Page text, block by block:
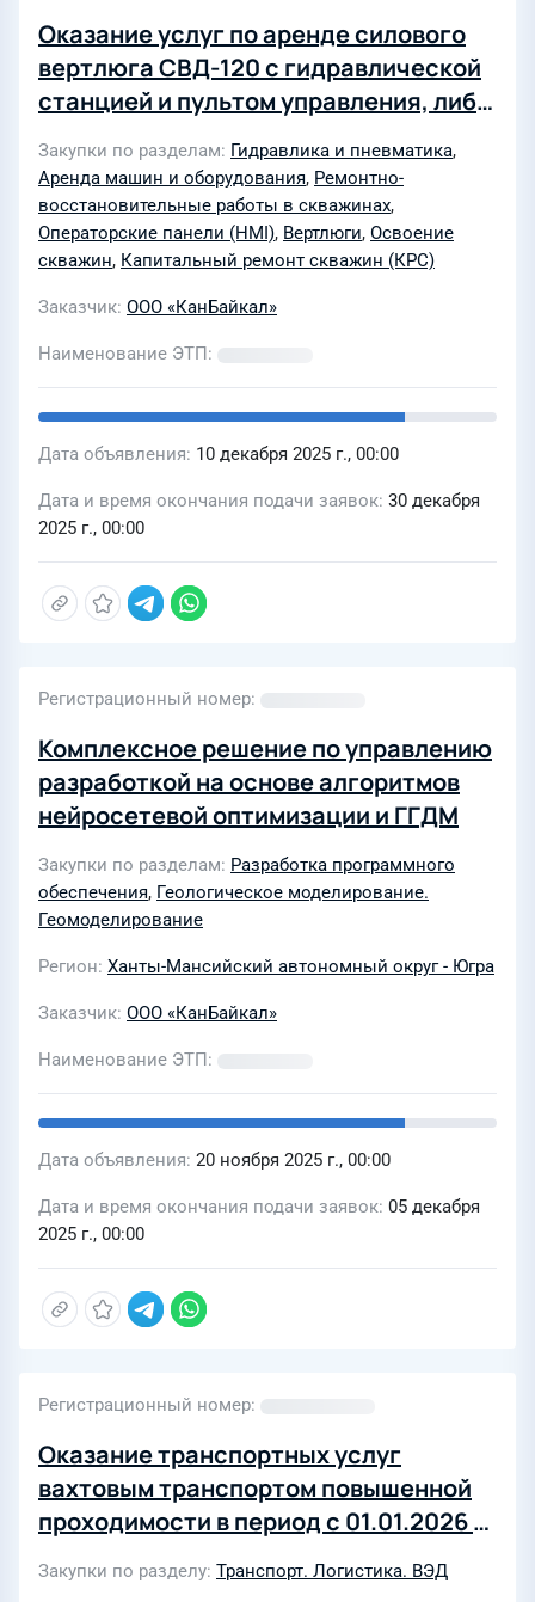
Оказание услуг по аренде силового
вертлюга СВД-120 с гидравлической
станцией и пультом управления, либо
работ с инженерным сопровождением
при текущем, капитальном ремонте и
освоении скважин в 2026 году
Закупки по разделам Гидравлика и пневматика,
Аренда машин и оборудования, Ремонтно-
восстановительные работы в скважинах,
Операторские панели (HMI), Вертлюги, Освоение
скважин, Капитальный ремонт скважин (КРС)
Заказчик ООО «КанБайкал»
Наименование ЭТП
Дата объявления 10 декабря 2025 г., 00:00
Дата и время окончания подачи заявок 30 декабря
2025 г., 00:00
Регистрационный номер
Комплексное решение по управлению
разработкой на основе алгоритмов
нейросетевой оптимизации и ГГДМ
Закупки по разделам Разработка программного
обеспечения, Геологическое моделирование.
Геомоделирование
Регион Ханты-Мансийский автономный округ - Югра
Заказчик ООО «КанБайкал»
Наименование ЭТП
Дата объявления 20 ноября 2025 г., 00:00
Дата и время окончания подачи заявок 05 декабря
2025 г., 00:00
Регистрационный номер
Оказание транспортных услуг
вахтовым транспортом повышенной
проходимости в период с 01.01.2026 г.
Закупки по разделу Транспорт. Логистика. ВЭД